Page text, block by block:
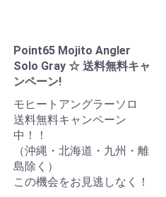
Point65 Mojito Angler
Solo Gray ☆ 送料無料キャ
ンペーン!
モヒートアングラーソロ
送料無料キャンペーン
中！！
（沖縄・北海道・九州・離
島除く）
この機会をお見逃しなく！